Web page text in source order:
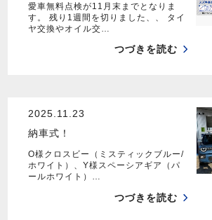
愛車無料点検が11月末までとなりま
す。 残り1週間を切りました、、 タイ
ヤ交換やオイル交…
つづきを読む
2025.11.23
納車式！
O様クロスビー（ミスティックブルー/
ホワイト）、Y様スペーシアギア（パ
ールホワイト）…
つづきを読む